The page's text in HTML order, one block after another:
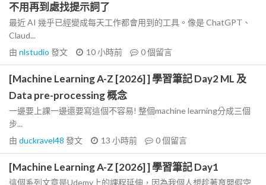
不用再到處找提示詞了
最近 AI 幾乎已經變成每天工作都會用到的工具。像是 ChatGPT、
Claud...
由 nlstudio 發文 10 小時前 0個留言
[Machine Learning A-Z [2026] ] 學習筆記 Day2 ML 及
Data pre-processing 概念
一邊要上課一邊還要寫這個不容易! 整個machine learning分成三個
步...
由 duckravel48 發文 13 小時前 0個留言
[Machine Learning A-Z [2026] ] 學習筆記 Day1
這個系列文章是Udemy上的課程延伸，因為我個人想趁著育嬰假空